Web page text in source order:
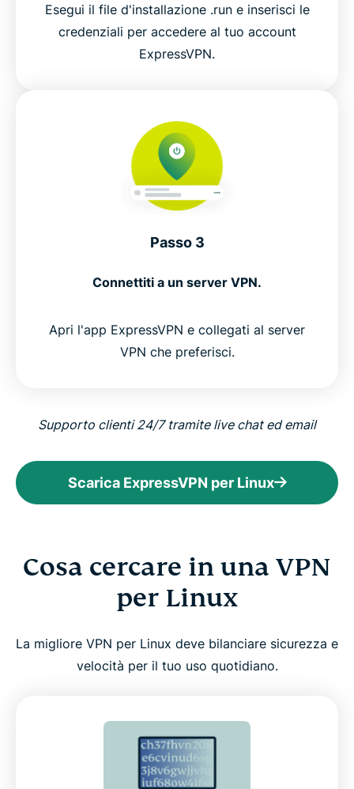
Esegui il file d'installazione .run e inserisci le
credenziali per accedere al tuo account
ExpressVPN.
Passo 3
Connettiti a un server VPN.
Apri l'app ExpressVPN e collegati al server
VPN che preferisci.
Supporto clienti 24/7 tramite live chat ed email
Scarica ExpressVPN per Linux
Cosa cercare in una VPN
per Linux
La migliore VPN per Linux deve bilanciare sicurezza e
velocità per il tuo uso quotidiano.